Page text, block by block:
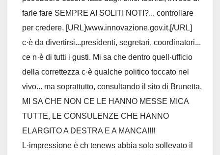
farle fare SEMPRE AI SOLITI NOTI?... controllare
per credere, [URL]www.innovazione.gov.it,[/URL]
c·è da divertirsi...presidenti, segretari, coordinatori...
ce n·è di tutti i gusti. Mi sa che dentro quell·ufficio
della correttezza c·è qualche politico toccato nel
vivo... ma soprattutto, consultando il sito di Brunetta,
MI SA CHE NON CE LE HANNO MESSE MICA
TUTTE, LE CONSULENZE CHE HANNO
ELARGITO A DESTRA E A MANCA!!!!
L·impressione è ch tenews abbia solo sollevato il